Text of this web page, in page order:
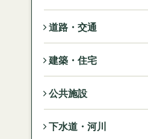
道路・交通
建築・住宅
公共施設
下水道・河川